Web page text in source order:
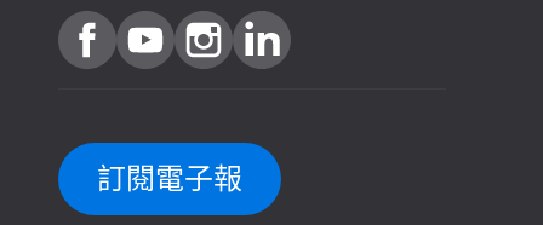
訂閱電子報